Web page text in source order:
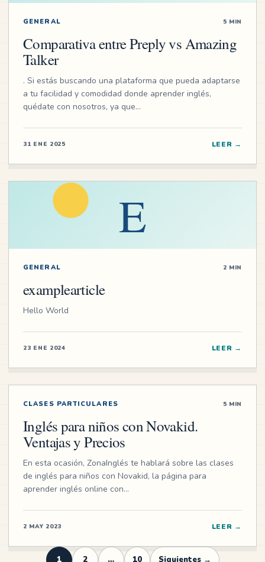
GENERAL 5 MIN
Comparativa entre Preply vs Amazing
Talker
. Si estás buscando una plataforma que pueda adaptarse
a tu facilidad y comodidad donde aprender inglés,
quédate con nosotros, ya que…
31 ENE 2025 LEER →
E
GENERAL 2 MIN
examplearticle
Hello World
23 ENE 2024 LEER →
CLASES PARTICULARES 5 MIN
Inglés para niños con Novakid.
Ventajas y Precios
En esta ocasión, ZonaInglés te hablará sobre las clases
de inglés para niños con Novakid, la página para
aprender inglés online con…
2 MAY 2023 LEER →
1 2 … 10 Siguientes →